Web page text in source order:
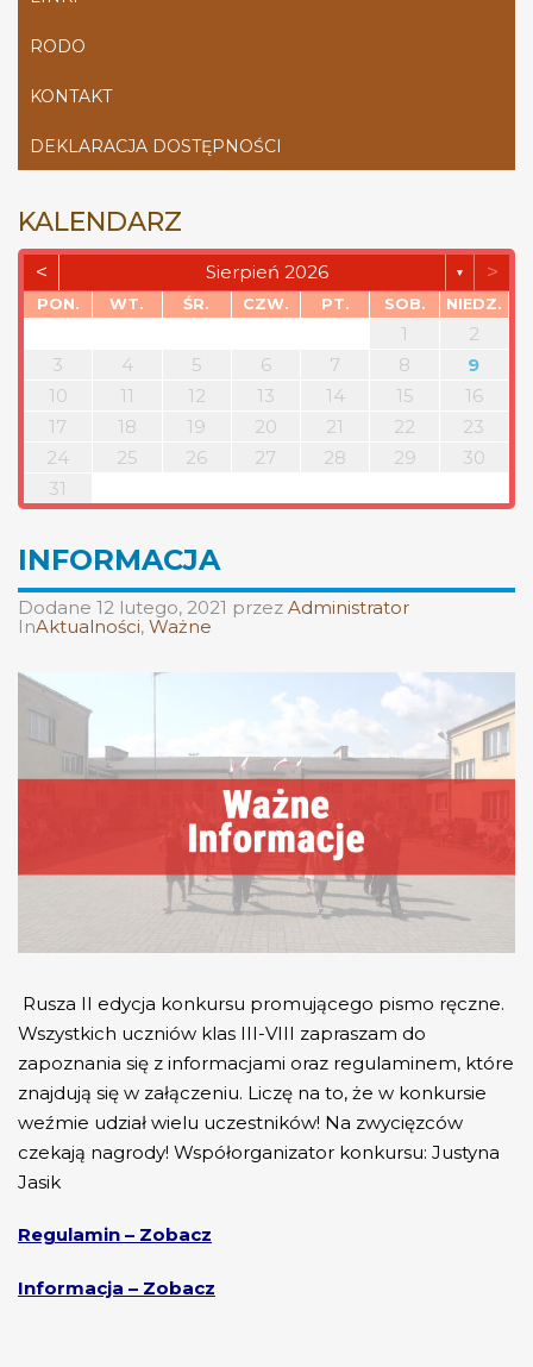
RODO
KONTAKT
DEKLARACJA DOSTĘPNOŚCI
KALENDARZ
< Sierpień 2026 ▼ >
PON. WT. ŚR. CZW. PT. SOB. NIEDZ.
1
2
3
4 5 6 7 8
9
10
11 12 13 14 15
16
17
18 19 20 21 22
23
24
25 26 27 28 29
30
31
INFORMACJA
Dodane 12 lutego, 2021 przez Administrator
InAktualności, Ważne
Rusza II edycja konkursu promującego pismo ręczne.
Wszystkich uczniów klas III-VIII zapraszam do
zapoznania się z informacjami oraz regulaminem, które
znajdują się w załączeniu. Liczę na to, że w konkursie
weźmie udział wielu uczestników! Na zwycięzców
czekają nagrody! Współorganizator konkursu: Justyna
Jasik
Regulamin – Zobacz
Informacja – Zobacz